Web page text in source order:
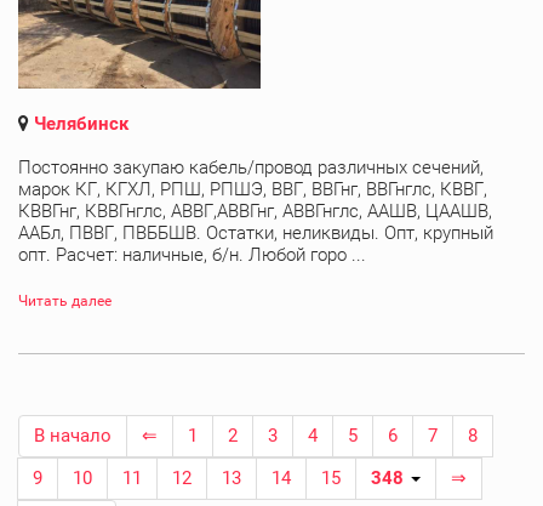
Челябинск
Постоянно закупаю кабель/провод различных сечений,
марок КГ, КГХЛ, РПШ, РПШЭ, ВВГ, ВВГнг, ВВГнглс, КВВГ,
КВВГнг, КВВГнглс, АВВГ,АВВГнг, АВВГнглс, ААШВ, ЦААШВ,
ААБл, ПВВГ, ПВББШВ. Остатки, неликвиды. Опт, крупный
опт. Расчет: наличные, б/н. Любой горо ...
Читать далее
В начало ⇐ 1 2 3 4 5 6 7
8
9
10 11 12 13 14 15 348
⇒